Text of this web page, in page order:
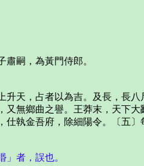
嗣，為黃門侍郎。
，占者以為吉。及長，長
無鄉曲之譽。王莽末，天下
執金吾府，除細陽令。〔五
者，誤也。